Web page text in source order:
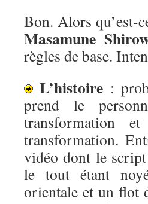
Bon. Alors qu’est-
Masamune
règles de base.
L’histoire :
prend le
transformation
transformation.
vidéo dont le
le tout étant
orientale et un flot